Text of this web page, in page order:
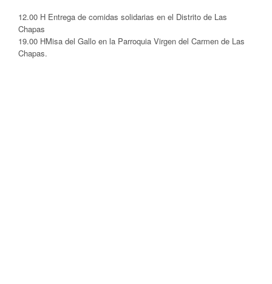
12.00 H Entrega de comidas solidarias en el Distrito de Las
Chapas
19.00 HMisa del Gallo en la Parroquia Virgen del Carmen de Las
Chapas.